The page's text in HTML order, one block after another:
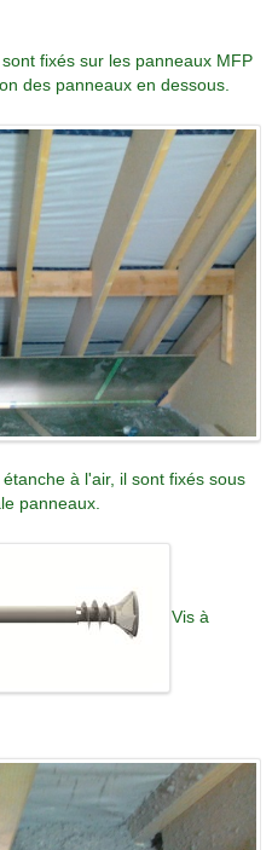
fixés sur les panneaux MFP
des panneaux en dessous.
à l'air, il sont fixés sous
panneaux.
Vis à